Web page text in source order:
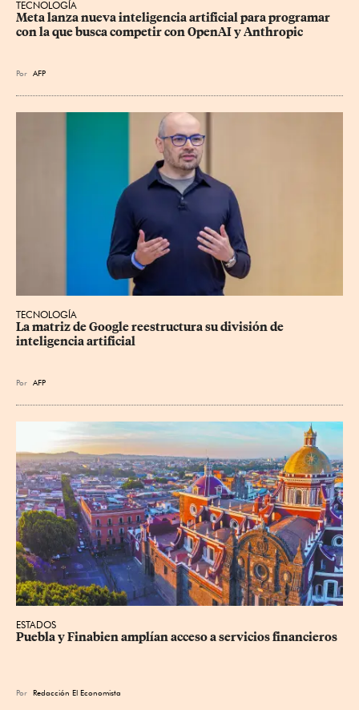
TECNOLOGÍA
Meta lanza nueva inteligencia artificial para programar
con la que busca competir con OpenAI y Anthropic
Por AFP
TECNOLOGÍA
La matriz de Google reestructura su división de
inteligencia artificial
Por AFP
ESTADOS
Puebla y Finabien amplían acceso a servicios financieros
Por Redacción El Economista